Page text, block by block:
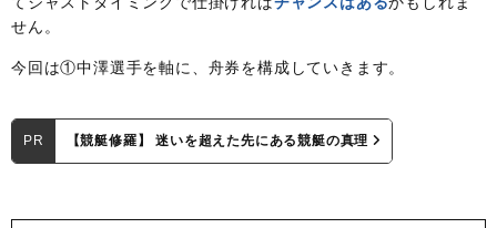
せん。
今回は①中澤選手を軸に、舟券を構成していきます。
PR 【競艇修羅】 迷いを超えた先にある競艇の真理